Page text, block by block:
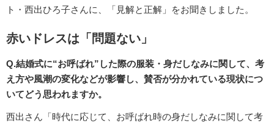
ト・西出ひろ子さんに、「見解と正解」をお聞きしました。
赤いドレスは「問題ない」
Q.結婚式に“お呼ばれ”した際の服装・身だしなみに関して、考
え方や風潮の変化などが影響し、賛否が分かれている現状につ
いてどう思われますか。
西出さん「時代に応じて、お呼ばれ時の身だしなみに関して考